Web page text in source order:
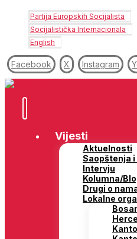
Partija Europskih Socijalista
Socijalistička Internacionala
English
Facebook X Instagram
Vijesti
Aktuelnosti
Saopštenja i
Intervju
Kolumna/
Drugi o
Lokalne